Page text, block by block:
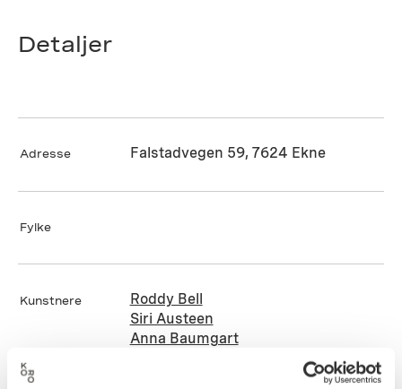
Detaljer
Adresse Falstadvegen 59, 7624 Ekne
Fylke
Kunstnere
Roddy Bell
Siri Austeen
Anna Baumgart